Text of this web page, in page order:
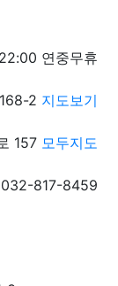
연중무휴
2 지도보기
157 모두지도
032-817-8459